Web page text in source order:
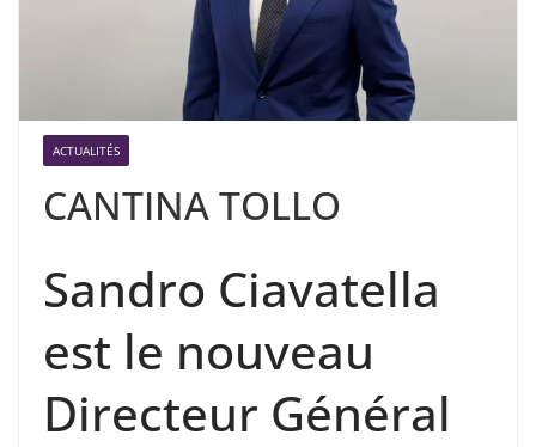
ACTUALITÉS
CANTINA TOLLO
Sandro Ciavatella
est le nouveau
Directeur Général